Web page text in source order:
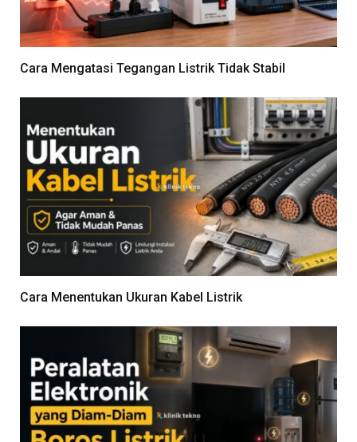
Cara Mengatasi Tegangan Listrik Tidak Stabil
Cara Menentukan Ukuran Kabel Listrik